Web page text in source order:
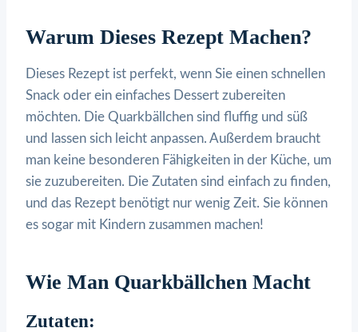
Warum Dieses Rezept Machen?
Dieses Rezept ist perfekt, wenn Sie einen schnellen
Snack oder ein einfaches Dessert zubereiten
möchten. Die Quarkbällchen sind fluffig und süß
und lassen sich leicht anpassen. Außerdem braucht
man keine besonderen Fähigkeiten in der Küche, um
sie zuzubereiten. Die Zutaten sind einfach zu finden,
und das Rezept benötigt nur wenig Zeit. Sie können
es sogar mit Kindern zusammen machen!
Wie Man Quarkbällchen Macht
Zutaten: